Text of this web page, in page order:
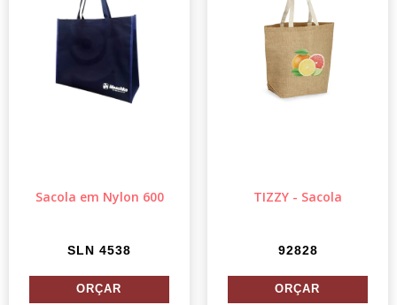
Sacola em Nylon 600
SLN 4538
TIZZY - Sacola
92828